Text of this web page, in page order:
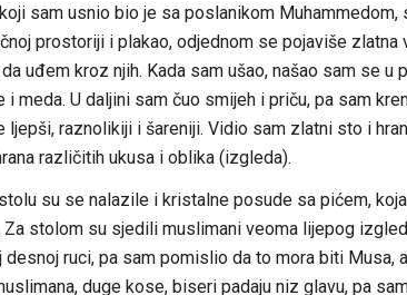
sam usnio bio je sa poslanikom
prostoriji i plakao, odjednom se pojaviše zlatna
uđem kroz njih. Kada sam ušao, našao sam se u
i meda. U daljini sam čuo smijeh i priču, pa sam
ljepši, raznolikiji i šareniji. Vidio sam zlatni sto i
različitih ukusa i oblika (izgleda).
su se nalazile i kristalne posude sa pićem,
Za stolom su sjedili muslimani veoma lijepog
desnoj ruci, pa sam pomislio da to mora biti Musa,
duge kose, biseri padaju niz glavu, pa